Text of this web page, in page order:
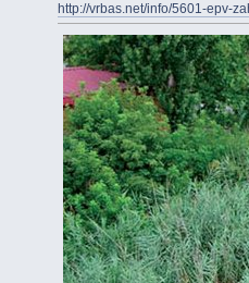
http://vrbas.net/info/5601-epv-